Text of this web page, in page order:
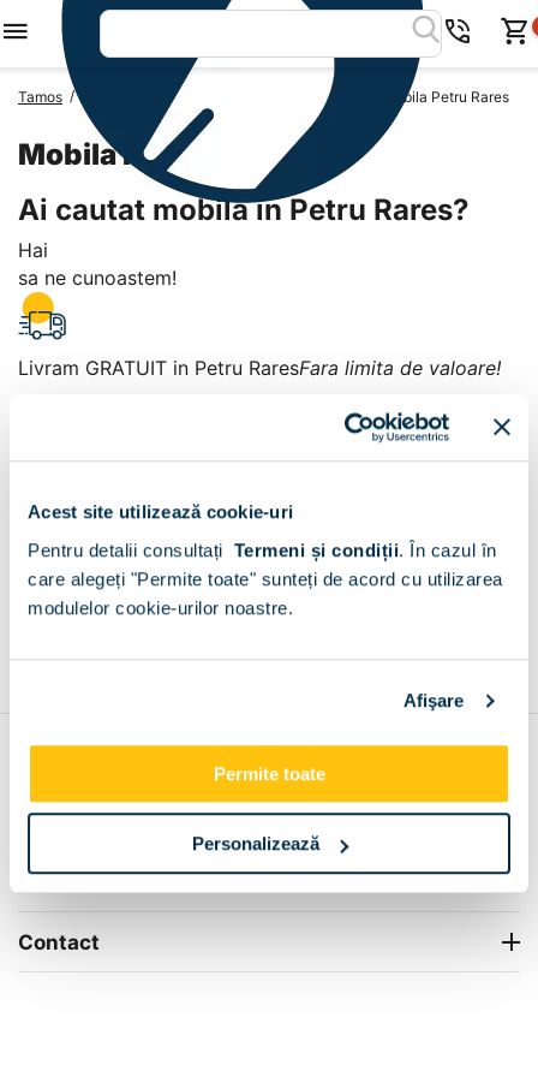
Acest site utilizează cookie-uri
Pentru detalii consultați Termeni și condiții. În cazul în
care alegeți "Permite toate" sunteți de acord cu utilizarea
modulelor cookie-urilor noastre.
Afişare
Permite toate
Personalizează
Tamos / Mobila Romania Mobila Judetul Giurgiu Mobila Petru Rares
Mobila Petru Rares
Ai cautat mobila in Petru Rares?
Hai
sa ne cunoastem!
Livram GRATUIT in Petru RaresFara limita de valoare!
Petru Rares
+
Info Center
Livrare
Contact